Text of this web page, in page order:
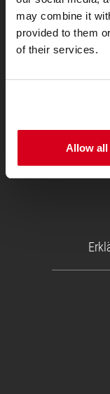
may combine it
provided to them
of their services.
Allow all